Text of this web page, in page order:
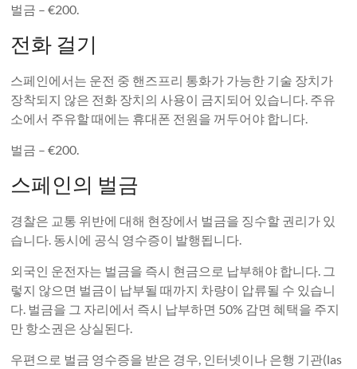
벌금 – €200.
전화 걸기
스페인에서는 운전 중 핸즈프리 통화가 가능한 기술 장치가
장착되지 않은 전화 장치의 사용이 금지되어 있습니다. 주유
소에서 주유할 때에는 휴대폰 전원을 꺼두어야 합니다.
벌금 – €200.
스페인의 벌금
경찰은 교통 위반에 대해 현장에서 벌금을 징수할 권리가 있
습니다. 동시에 공식 영수증이 발행됩니다.
외국인 운전자는 벌금을 즉시 현금으로 납부해야 합니다. 그
렇지 않으면 벌금이 납부될 때까지 차량이 압류될 수 있습니
다. 벌금을 그 자리에서 즉시 납부하면 50% 감면 혜택을 주지
만 항소권은 상실된다.
우편으로 벌금 영수증을 받은 경우, 인터넷이나 은행 기관(las